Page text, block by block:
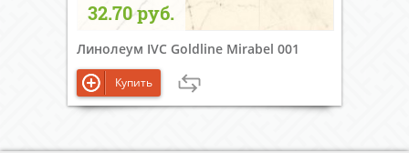
32.70 руб.
Линолеум IVC Goldline Mirabel 001
Купить